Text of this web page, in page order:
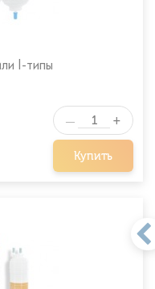
I-типы
Купить
— +